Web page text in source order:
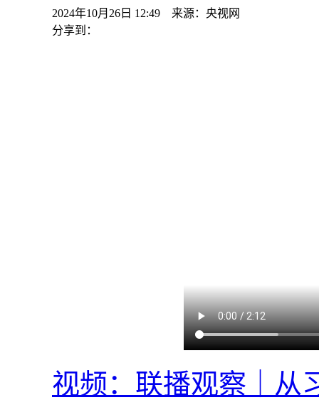
2024年10月26日 12:49 来源：央视网
分享到：
视频：联播观察｜从